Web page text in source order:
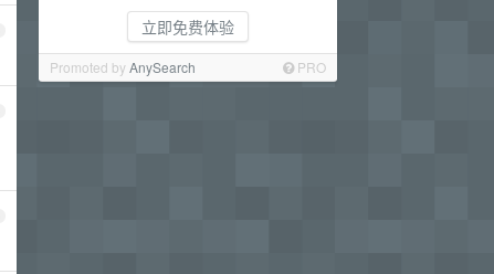
立即免费体验
Promoted byAnySearch PRO